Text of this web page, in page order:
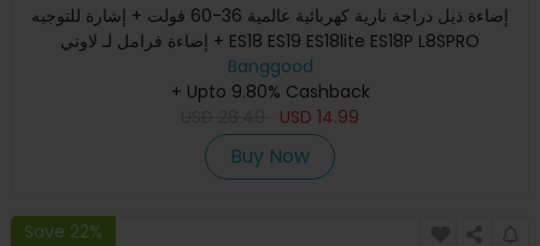
إضاءة ذيل دراجة نارية كهربائية عالمية 36-60 فولت + إشارة للتوجيه
+ إضاءة فرامل لـ لاوتي ES18 ES19 ES18lite ES18P L8SPRO
Banggood
+ Upto 9.80% Cashback
USD 14.99
Buy Now
Save 22%